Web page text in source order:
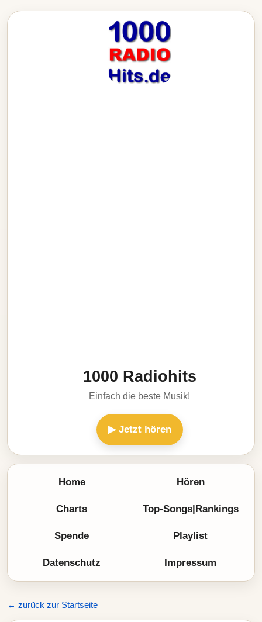
1000 Radiohits
Einfach die beste Musik!
▶ Jetzt hören
Home Hören
Charts Top-Songs|Rankings
Spende Playlist
Datenschutz Impressum
← zurück zur Startseite